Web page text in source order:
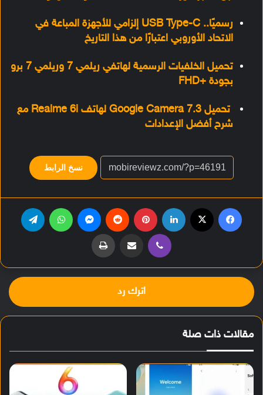
رسميًا.. USB Type-C إلزامي للأجهزة المباعة في
الاتحاد الأوروبي اعتبارًا من هذا التاريخ
تحميل الخلفيات الرسمية لهاتفي ريلمي 7 وريلمي 7 برو
بجودة +FHD
تحميل Google Camera 7.3 لهاتف Realme 6i مع
شرح أفضل الإعدادات
نسخ الرابط
ڤايبر مشاركة عبر البريد طباعة
اترك رد
مقالات ذات صلة